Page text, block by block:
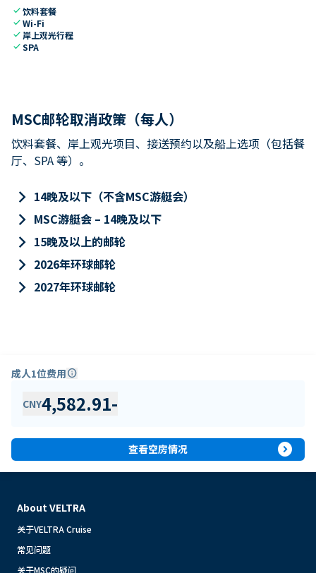
check饮料套餐
checkWi-Fi
check 岸上观光行程
checkSPA
MSC邮轮取消政策（每人）
饮料套餐、岸上观光项目、接送预约以及船上选项（包括餐
厅、SPA 等）。
keyboard_arrow_right 14晚及以下（不含MSC游艇会）
keyboard_arrow_right MSC游艇会 – 14晚及以下
keyboard_arrow_right 15晚及以上的邮轮
keyboard_arrow_right 2026年环球邮轮
keyboard_arrow_right 2027年环球邮轮
成人1位费用info
CNY4,582.91-
查看空房情况 expand_circle_right
About VELTRA
关于VELTRA Cruise
常见问题
关于MSC的疑问